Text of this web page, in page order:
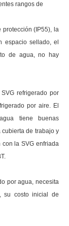
rangos de
protección (IP55), la
espacio sellado, el
de agua, no hay
refrigerado por
por aire. El
tiene buenas
de trabajo y
la SVG enfriada
por agua, necesita
su costo inicial de